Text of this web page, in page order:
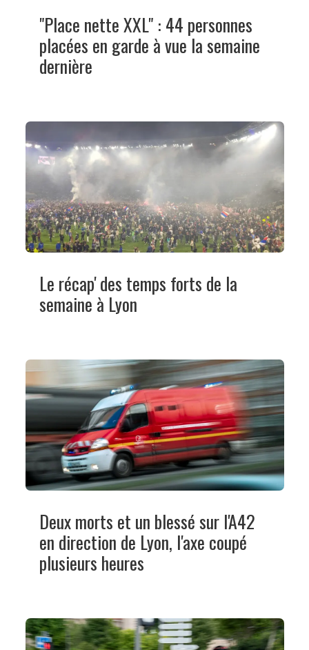
"Place nette XXL" : 44 personnes
placées en garde à vue la semaine
dernière
Le récap' des temps forts de la
semaine à Lyon
Deux morts et un blessé sur l'A42
en direction de Lyon, l'axe coupé
plusieurs heures